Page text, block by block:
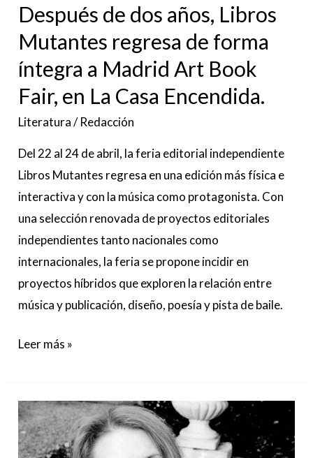
Después de dos años, Libros
Mutantes regresa de forma
íntegra a Madrid Art Book
Fair, en La Casa Encendida.
Literatura/Redacción
Del 22 al 24 de abril, la feria editorial independiente
Libros Mutantes regresa en una edición más física e
interactiva y con la música como protagonista. Con
una selección renovada de proyectos editoriales
independientes tanto nacionales como
internacionales, la feria se propone incidir en
proyectos híbridos que exploren la relación entre
música y publicación, diseño, poesía y pista de baile.
forma
íntegra
a
Madrid
Art
Book
en
La
Casa
Encendida.
Leer más »
La
escritora
Annie